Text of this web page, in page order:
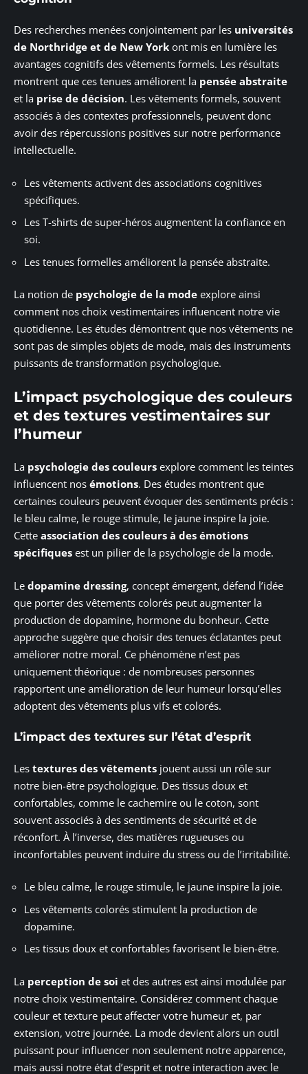
Des recherches menées conjointement par les universités
de Northridge et de New York ont mis en lumière les
avantages cognitifs des vêtements formels. Les résultats
montrent que ces tenues améliorent la pensée abstraite
et la prise de décision. Les vêtements formels, souvent
associés à des contextes professionnels, peuvent donc
avoir des répercussions positives sur notre performance
intellectuelle.
Les vêtements activent des associations cognitives
spécifiques.
Les T-shirts de super-héros augmentent la confiance en
soi.
Les tenues formelles améliorent la pensée abstraite.
La notion de psychologie de la mode explore ainsi
comment nos choix vestimentaires influencent notre vie
quotidienne. Les études démontrent que nos vêtements ne
sont pas de simples objets de mode, mais des instruments
puissants de transformation psychologique.
L’impact psychologique des couleurs
et des textures vestimentaires sur
l’humeur
La psychologie des couleurs explore comment les teintes
influencent nos émotions. Des études montrent que
certaines couleurs peuvent évoquer des sentiments précis :
le bleu calme, le rouge stimule, le jaune inspire la joie.
Cette association des couleurs à des émotions
spécifiques est un pilier de la psychologie de la mode.
Le dopamine dressing, concept émergent, défend l’idée
que porter des vêtements colorés peut augmenter la
production de dopamine, hormone du bonheur. Cette
approche suggère que choisir des tenues éclatantes peut
améliorer notre moral. Ce phénomène n’est pas
uniquement théorique : de nombreuses personnes
rapportent une amélioration de leur humeur lorsqu’elles
adoptent des vêtements plus vifs et colorés.
L’impact des textures sur l’état d’esprit
Les textures des vêtements jouent aussi un rôle sur
notre bien-être psychologique. Des tissus doux et
confortables, comme le cachemire ou le coton, sont
souvent associés à des sentiments de sécurité et de
réconfort. À l’inverse, des matières rugueuses ou
inconfortables peuvent induire du stress ou de l’irritabilité.
Le bleu calme, le rouge stimule, le jaune inspire la joie.
Les vêtements colorés stimulent la production de
dopamine.
Les tissus doux et confortables favorisent le bien-être.
La perception de soi et des autres est ainsi modulée par
notre choix vestimentaire. Considérez comment chaque
couleur et texture peut affecter votre humeur et, par
extension, votre journée. La mode devient alors un outil
puissant pour influencer non seulement notre apparence,
mais aussi notre état d’esprit et notre interaction avec le